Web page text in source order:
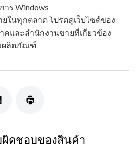
ร Windows
ในทุกตลาด โปรดดูเว็บไซด์ของ
คและสำนักงานขายที่เกี่ยวข้อง
ผลิตภัณฑ์
ดชอบของสินค้า